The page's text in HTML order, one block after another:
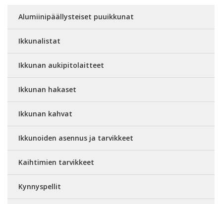
Alumiinipäällysteiset puuikkunat
Ikkunalistat
Ikkunan aukipitolaitteet
Ikkunan hakaset
Ikkunan kahvat
Ikkunoiden asennus ja tarvikkeet
Kaihtimien tarvikkeet
Kynnyspellit